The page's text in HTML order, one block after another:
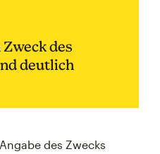
des
deutlich
des Zwecks